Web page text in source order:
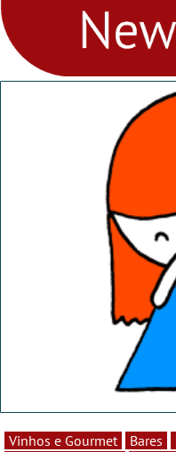
Vinhos e Gourmet Bares